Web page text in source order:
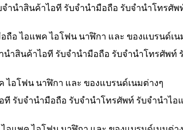
ำนำสินค้าไอที รับจำนำมือถือ รับจำนำโทรศั
ถือ ไอแพค ไอโฟน นาฬิกา และ ของแบรนด์เน
ำสินค้าไอที รับจำนำมือถือ รับจำนำโทรศัพท์
ไอโฟน นาฬิกา และ ของแบรนด์เนมต่างๆ
รับจำนำมือถือ รับจำนำโทรศัพท์ รับจำนำไอ